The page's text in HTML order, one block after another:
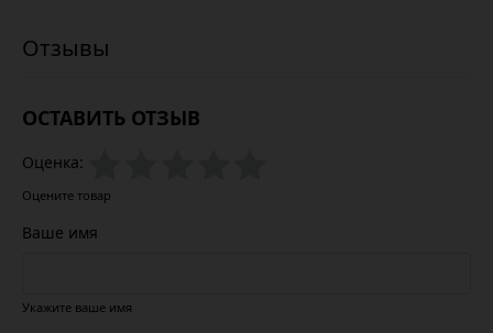
ОСТАВИТЬ ОТЗЫВ
Оценка:
Оцените товар
Ваше имя
Укажите ваше имя